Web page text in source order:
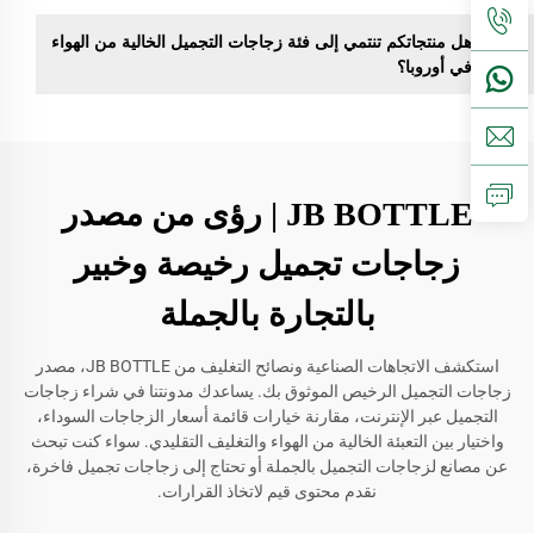
هل منتجاتكم تنتمي إلى فئة زجاجات التجميل الخالية من الهواء
في أوروبا؟
JB BOTTLE | رؤى من مصدر
زجاجات تجميل رخيصة وخبير
بالتجارة بالجملة
استكشف الاتجاهات الصناعية ونصائح التغليف من JB BOTTLE، مصدر
زجاجات التجميل الرخيص الموثوق بك. يساعدك مدونتنا في شراء زجاجات
التجميل عبر الإنترنت، مقارنة خيارات قائمة أسعار الزجاجات السوداء،
واختيار بين التعبئة الخالية من الهواء والتغليف التقليدي. سواء كنت تبحث
عن مصانع لزجاجات التجميل بالجملة أو تحتاج إلى زجاجات تجميل فاخرة،
نقدم محتوى قيم لاتخاذ القرارات.